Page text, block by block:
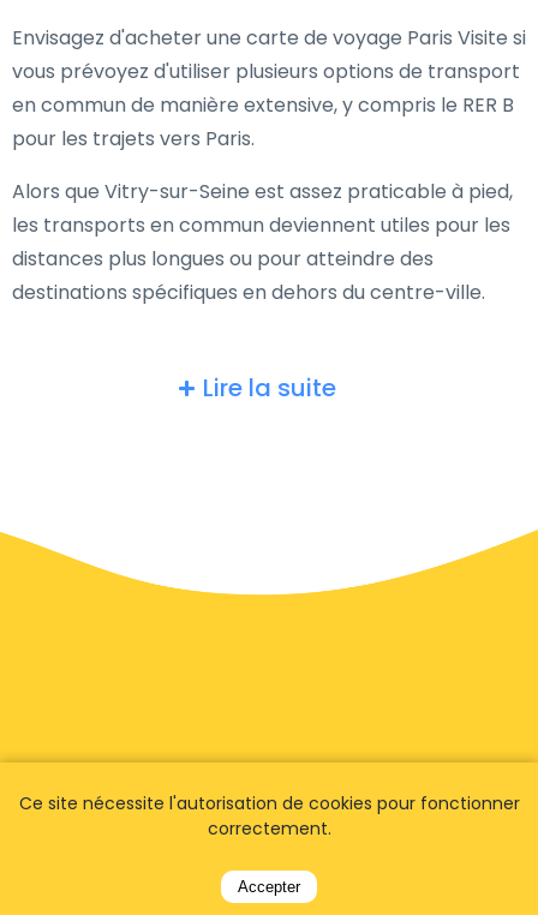
Envisagez d'acheter une carte de voyage Paris Visite si
vous prévoyez d'utiliser plusieurs options de transport
en commun de manière extensive, y compris le RER B
pour les trajets vers Paris.
Alors que Vitry-sur-Seine est assez praticable à pied,
les transports en commun deviennent utiles pour les
distances plus longues ou pour atteindre des
destinations spécifiques en dehors du centre-ville.
Lire la suite
Ce site nécessite l'autorisation de cookies pour fonctionner
correctement.
Accepter